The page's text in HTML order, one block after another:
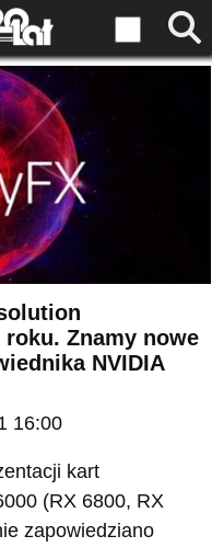
roku. Znamy nowe
NVIDIA
16:00
kart
(RX 6800, RX
zapowiedziano